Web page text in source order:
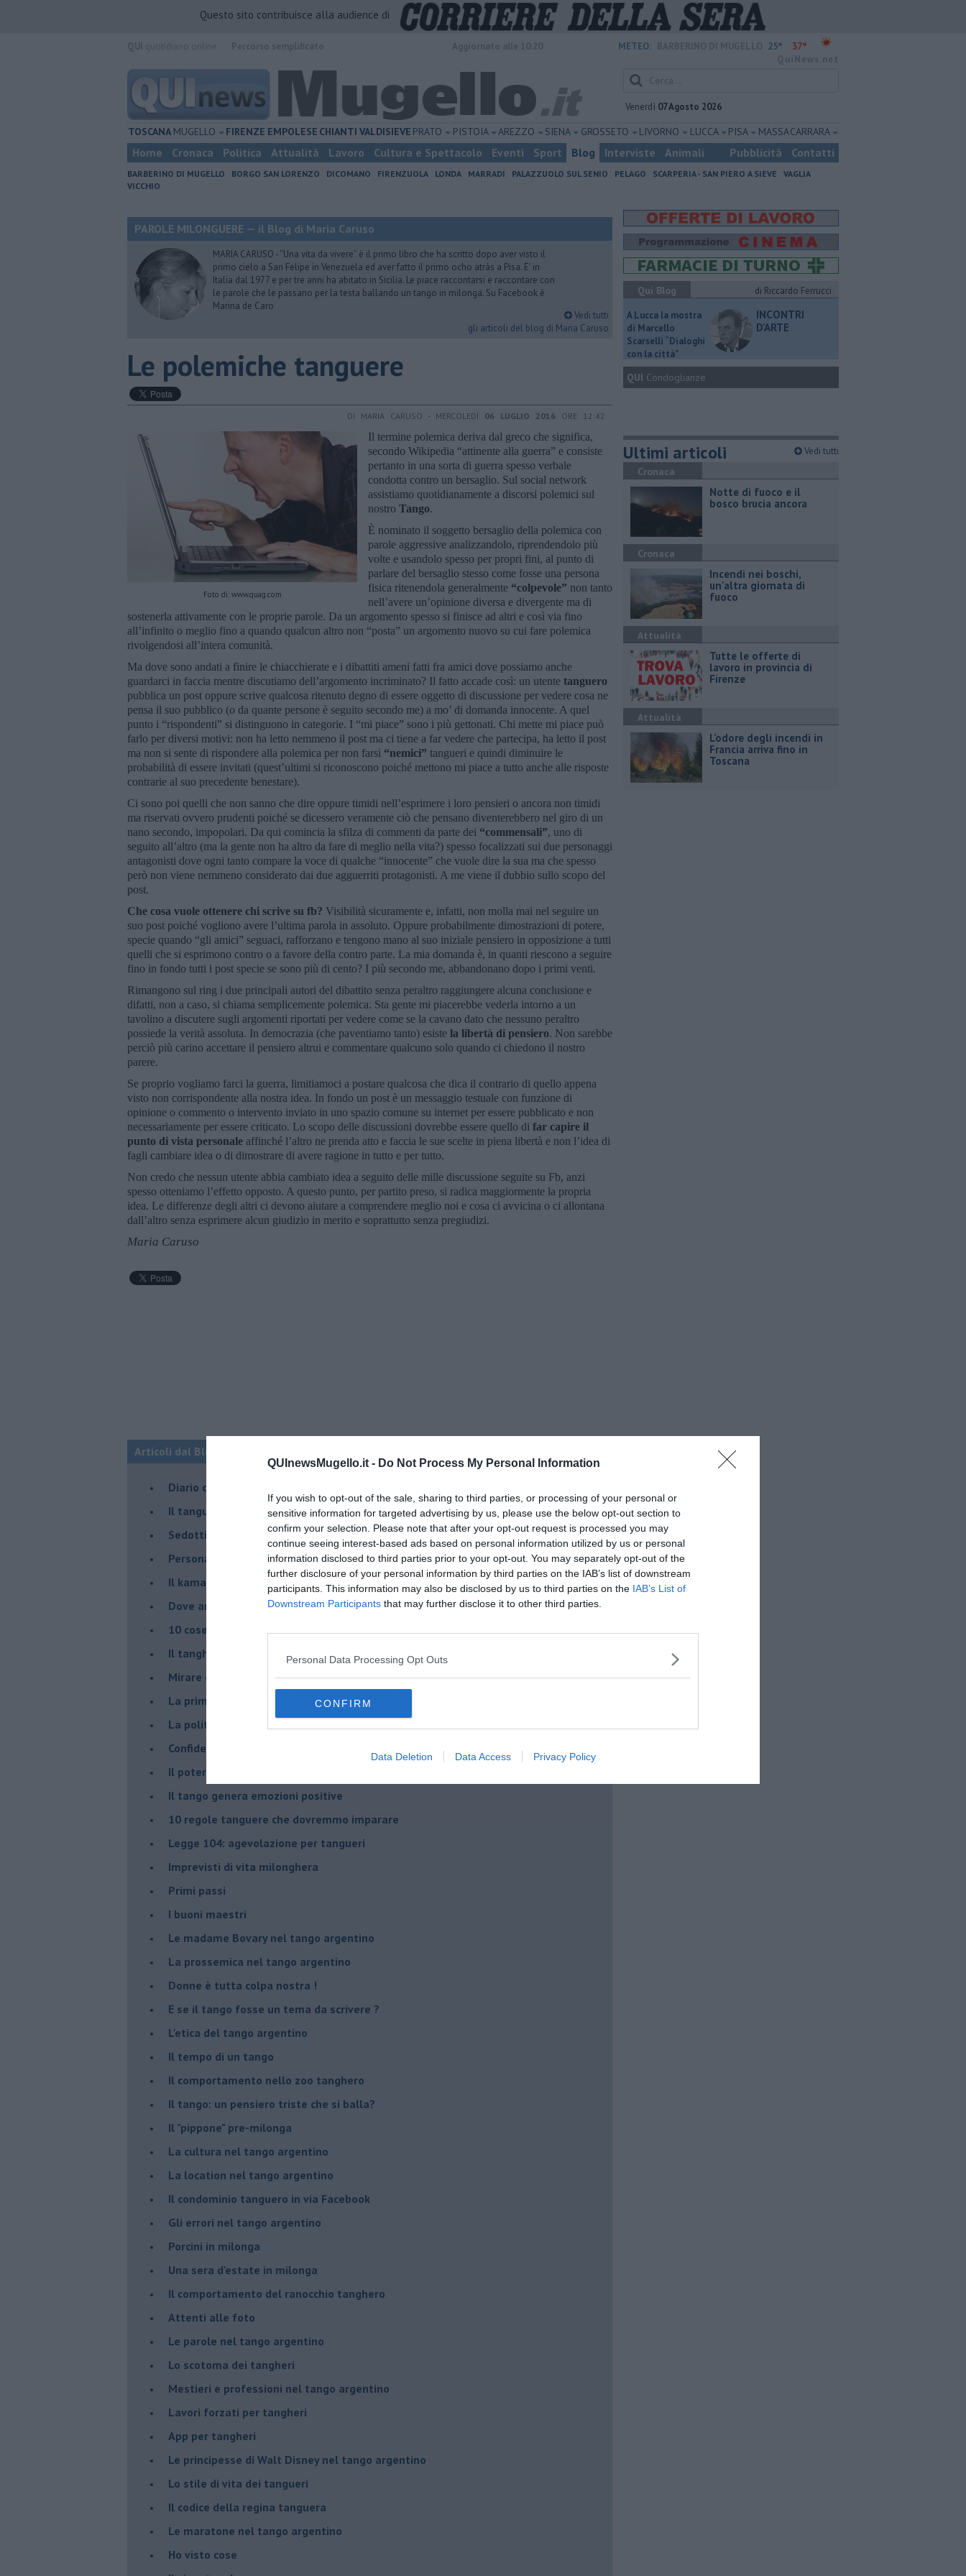
QUInewsMugello.it - Do Not Process My Personal Information
If you wish to opt-out of the sale, sharing to third parties, or processing of your personal or
sensitive information for targeted advertising by us, please use the below opt-out section to
confirm your selection. Please note that after your opt-out request is processed you may
continue seeing interest-based ads based on personal information utilized by us or personal
information disclosed to third parties prior to your opt-out. You may separately opt-out of the
further disclosure of your personal information by third parties on the IAB’s list of downstream
participants. This information may also be disclosed by us to third parties on the IAB’s List of
Downstream Participants that may further disclose it to other third parties.
Personal Data Processing Opt Outs
CONFIRM
Data Deletion Data Access Privacy Policy
Questo sito contribuisce alla audience di
METEO: 25° 37°
Venerdì 07 Agosto 2026
TOSCANA MUGELLO FIRENZE EMPOLESE CHIANTI VALDISIEVE PRATO PISTOIA AREZZO SIENA GROSSETO LIVORNO LUCCA PISA MASSA CARRARA
Home Cronaca Politica Attualità Lavoro Cultura e Spettacolo Eventi Sport Blog Interviste Animali Pubblicità Contatti
BARBERINO DI MUGELLO BORGO SAN LORENZO DICOMANO FIRENZUOLA LONDA MARRADI PALAZZUOLO SUL SENIO PELAGO SCARPERIA - SAN PIERO A SIEVE
VAGLIA
VICCHIO
PAROLE MILONGUERE — il Blog di Maria Caruso
MARIA CARUSO - “Una vita da vivere” è il primo libro che ha scritto dopo aver visto il
primo cielo a San Felipe in Venezuela ed aver fatto il primo ocho atràs a Pisa. E' in
Italia dal 1977 e per tre anni ha abitato in Sicilia. Le piace raccontarsi e raccontare con
le parole che le passano per la testa ballando un tango in milonga. Su Facebook è
Marina de Caro
Vedi tutti
gli articoli del blog di Maria Caruso
Le polemiche tanguere
DI MARIA CARUSO - MERCOLEDÌ 06 LUGLIO 2016 ORE 12:42
Foto di: www.quag.com
Il termine polemica deriva dal greco che significa,
secondo Wikipedia “attinente alla guerra” e consiste
pertanto in una sorta di guerra spesso verbale
condotta contro un bersaglio. Sul social network
assistiamo quotidianamente a discorsi polemici sul
nostro Tango.
È nominato il soggetto bersaglio della polemica con
parole aggressive analizzandolo, riprendendolo più
volte e usandolo spesso per propri fini, al punto di
parlare del bersaglio stesso come fosse una persona
fisica ritenendola generalmente “colpevole” non tanto
nell’avere un’opinione diversa e divergente ma di
sostenerla attivamente con le proprie parole. Da un argomento spesso si finisce ad altri e così via fino
all’infinito o meglio fino a quando qualcun altro non “posta” un argomento nuovo su cui fare polemica
rivolgendosi all’intera comunità.
Ma dove sono andati a finire le chiacchierate e i dibattiti ameni fatti fra amici dove possiamo anche
guardarci in faccia mentre discutiamo dell’argomento incriminato? Il fatto accade così: un utente tanguero
pubblica un post oppure scrive qualcosa ritenuto degno di essere oggetto di discussione per vedere cosa ne
pensa il suo pubblico (o da quante persone è seguito secondo me) a mo’ di domanda innocente. A quel
punto i “rispondenti” si distinguono in categorie. I “mi piace” sono i più gettonati. Chi mette mi piace può
farlo per diversi motivi: non ha letto nemmeno il post ma ci tiene a far vedere che partecipa, ha letto il post
ma non si sente di rispondere alla polemica per non farsi “nemici” tangueri e quindi diminuire le
probabilità di essere invitati (quest’ultimi si riconoscono poiché mettono mi piace a tutto anche alle risposte
contrarie al suo precedente benestare).
Ci sono poi quelli che non sanno che dire oppure timidi nell’esprimere i loro pensieri o ancora non timidi
ma riservati ovvero prudenti poiché se dicessero veramente ciò che pensano diventerebbero nel giro di un
nano secondo, impopolari. Da qui comincia la sfilza di commenti da parte dei “commensali”, uno di
seguito all’altro (ma la gente non ha altro da fare di meglio nella vita?) spesso focalizzati sui due personaggi
antagonisti dove ogni tanto compare la voce di qualche “innocente” che vuole dire la sua ma che spesso
però non viene nemmeno considerato dai due agguerriti protagonisti. A me viene il dubbio sullo scopo del
post.
Che cosa vuole ottenere chi scrive su fb? Visibilità sicuramente e, infatti, non molla mai nel seguire un
suo post poiché vogliono avere l’ultima parola in assoluto. Oppure probabilmente dimostrazioni di potere,
specie quando “gli amici” seguaci, rafforzano e tengono mano al suo iniziale pensiero in opposizione a tutti
quelli che si esprimono contro o a favore della contro parte. La mia domanda è, in quanti riescono a seguire
fino in fondo tutti i post specie se sono più di cento? I più secondo me, abbandonano dopo i primi venti.
Rimangono sul ring i due principali autori del dibattito senza peraltro raggiungere alcuna conclusione e
difatti, non a caso, si chiama semplicemente polemica. Sta gente mi piacerebbe vederla intorno a un
tavolino a discutere sugli argomenti riportati per vedere come se la cavano dato che nessuno peraltro
possiede la verità assoluta. In democrazia (che paventiamo tanto) esiste la libertà di pensiero. Non sarebbe
perciò più carino accettare il pensiero altrui e commentare qualcuno solo quando ci chiedono il nostro
parere.
Se proprio vogliamo farci la guerra, limitiamoci a postare qualcosa che dica il contrario di quello appena
visto non corrispondente alla nostra idea. In fondo un post è un messaggio testuale con funzione di
opinione o commento o intervento inviato in uno spazio comune su internet per essere pubblicato e non
necessariamente per essere criticato. Lo scopo delle discussioni dovrebbe essere quello di far capire il
punto di vista personale affinché l’altro ne prenda atto e faccia le sue scelte in piena libertà e non l’idea di
fagli cambiare idea o di dimostrare di avere ragione in tutto e per tutto.
Non credo che nessun utente abbia cambiato idea a seguito delle mille discussione seguite su Fb, anzi
spesso otteniamo l’effetto opposto. A questo punto, per partito preso, si radica maggiormente la propria
idea. Le differenze degli altri ci devono aiutare a comprendere meglio noi e cosa ci avvicina o ci allontana
dall’altro senza esprimere alcun giudizio in merito e soprattutto senza pregiudizi.
Maria Caruso
Articoli dal Blog “Parole milonguere” di Maria Caruso
Diario di una tanghera
Il tanguero che entra in pista
Sedotti e abbandonati nel tango argentino
Personalità tanguera
Il kamasutango
Dove andiamo stasera?
10 cose da non dire a fine tanda
Il tanghero odioso
Mirare con la PNL
La prima volta
La politica nel tango argentino
Confidenze tanghere
Il potere delle tangueras
Il tango genera emozioni positive
10 regole tanguere che dovremmo imparare
Legge 104: agevolazione per tangueri
Imprevisti di vita milonghera
Primi passi
I buoni maestri
Le madame Bovary nel tango argentino
La prossemica nel tango argentino
Donne è tutta colpa nostra !
E se il tango fosse un tema da scrivere ?
L'etica del tango argentino
Il tempo di un tango
Il comportamento nello zoo tanghero
Il tango: un pensiero triste che si balla?
Il "pippone" pre-milonga
La cultura nel tango argentino
La location nel tango argentino
Il condominio tanguero in via Facebook
Gli errori nel tango argentino
Porcini in milonga
Una sera d'estate in milonga
Il comportamento del ranocchio tanghero
Attenti alle foto
Le parole nel tango argentino
Lo scotoma dei tangheri
Mestieri e professioni nel tango argentino
Lavori forzati per tangheri
App per tangheri
Le principesse di Walt Disney nel tango argentino
Lo stile di vita dei tangueri
Il codice della regina tanguera
Le maratone nel tango argentino
Ho visto cose
Qui Blog
di Riccardo Ferrucci
A Lucca la mostra
di Marcello
Scarselli “Dialoghi
con la città"
INCONTRI
D'ARTE
QUI Condoglianze
Ultimi articoli Vedi tutti
Cronaca
Notte di fuoco e il
bosco brucia ancora
Cronaca
Incendi nei boschi,
un'altra giornata di
fuoco
Attualità
​Tutte le offerte di
lavoro in provincia di
Firenze
Attualità
L'odore degli incendi in
Francia arriva fino in
Toscana